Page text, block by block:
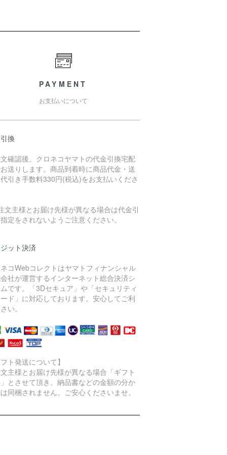
PAYMENT
お支払いについて
換
文確認後、クロネコヤマトの代金引換宅配
送りします。商品到着時に商品代金・送
引き手数料330円(税込)をお支払いくださ
文主様とお届け先様が異なる場合は代金引
定をされないようご注意ください。
ット決済
コWebコレクトはヤマトフィナンシャル
社が運営するインターネット総合決済シ
です。「3Dセキュア」や「セキュリティ
ド」に対応しております。安心してご利
い。
フト発送について】
主様とお届け先様が異なる場合「ギフト
とさせて頂き、納品書などの金額の分か
同梱されません。ご安心くださいませ。